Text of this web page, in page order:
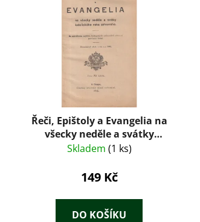
Řeči, Epištoly a Evangelia na
všecky neděle a svátky
katolického roku církevního –
Skladem (1 ks)
149 Kč
DO KOŠÍKU